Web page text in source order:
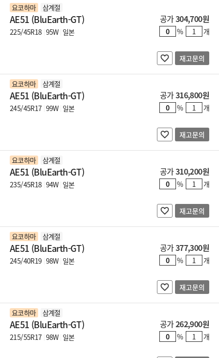
요코하마 삼계절
AE51 (BluEarth-GT)
225/45R18 95W 일본
공가304,700원
% 개
재고문의
요코하마 삼계절
AE51 (BluEarth-GT)
245/45R17 99W 일본
공가316,800원
% 개
재고문의
요코하마 삼계절
AE51 (BluEarth-GT)
235/45R18 94W 일본
공가310,200원
% 개
재고문의
요코하마 삼계절
AE51 (BluEarth-GT)
245/40R19 98W 일본
공가377,300원
% 개
재고문의
요코하마 삼계절
AE51 (BluEarth-GT)
215/55R17 98W 일본
공가262,900원
% 개